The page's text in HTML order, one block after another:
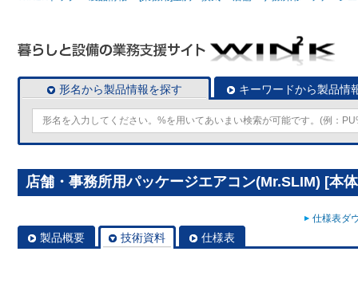
形名から製品情報を探す キーワードから製品情
店舗・事務所用パッケージエアコン(Mr.SLIM) [本
仕様表ダ
製品概要 技術資料 仕様表